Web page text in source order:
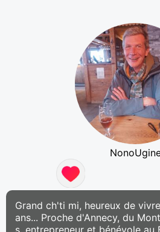
Grand ch'ti mi, heureux de
ans... Proche d'Annecy, du
s, entrepreneur et bénévole